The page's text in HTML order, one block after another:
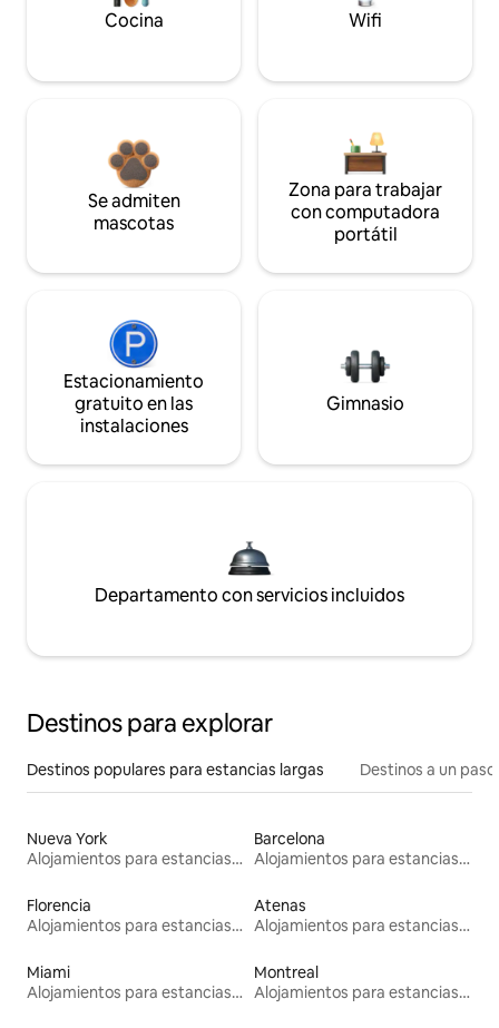
Cocina Wifi
Se admiten
mascotas
Zona para trabajar
con computadora
portátil
Estacionamiento
gratuito en las
instalaciones
Gimnasio
Departamento con servicios incluidos
Destinos para explorar
Destinos populares para estancias largas Destinos a un
Nueva York
Alojamientos para estancias largas
Barcelona
Alojamientos para estancias largas
Florencia
Alojamientos para estancias largas
Atenas
Alojamientos para estancias largas
Miami
Alojamientos para estancias largas
Montreal
Alojamientos para estancias largas